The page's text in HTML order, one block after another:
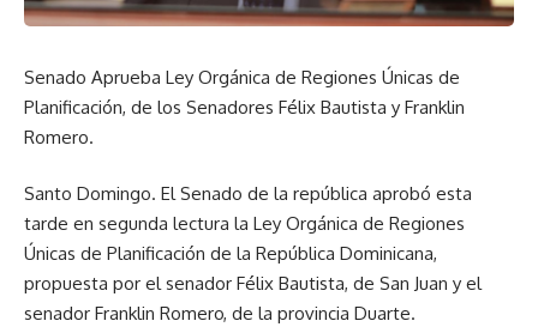
Senado Aprueba Ley Orgánica de Regiones Únicas de
Planificación, de los Senadores Félix Bautista y Franklin
Romero.
Santo Domingo. El Senado de la república aprobó esta
tarde en segunda lectura la Ley Orgánica de Regiones
Únicas de Planificación de la República Dominicana,
propuesta por el senador Félix Bautista, de San Juan y el
senador Franklin Romero, de la provincia Duarte.